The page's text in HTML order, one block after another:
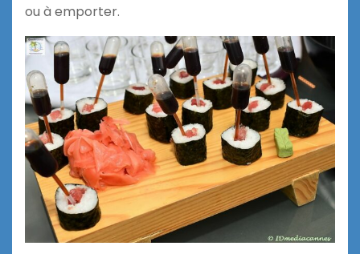
ou à emporter.